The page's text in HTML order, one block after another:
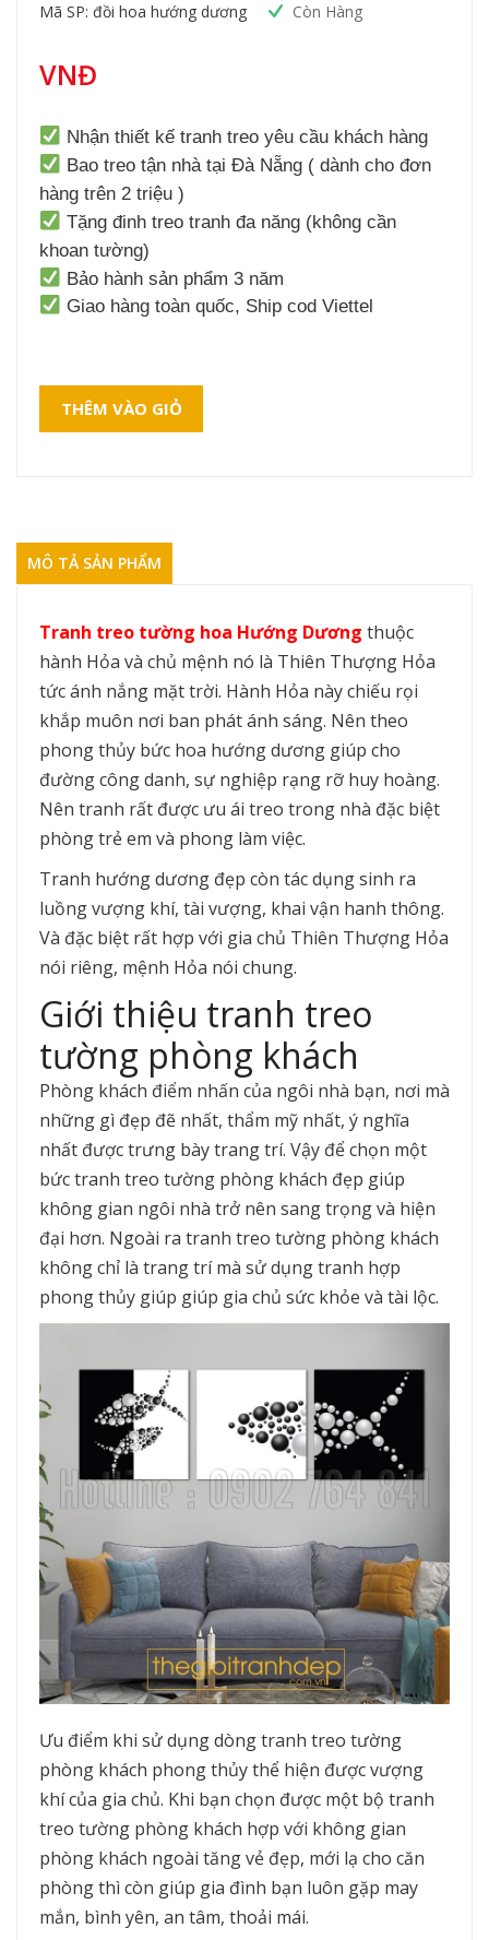
Mã SP: đồi hoa hướng dương Còn Hàng
VNĐ
Nhận thiết kế tranh treo yêu cầu khách hàng
Bao treo tận nhà tại Đà Nẵng ( dành cho đơn
hàng trên 2 triệu )
Tặng đinh treo tranh đa năng (không cần
khoan tường)
Bảo hành sản phẩm 3 năm
Giao hàng toàn quốc, Ship cod Viettel
THÊM VÀO GIỎ
MÔ TẢ SẢN PHẨM
Tranh treo tường hoa Hướng Dương thuộc
hành Hỏa và chủ mệnh nó là Thiên Thượng Hỏa
tức ánh nắng mặt trời. Hành Hỏa này chiếu rọi
khắp muôn nơi ban phát ánh sáng. Nên theo
phong thủy bức hoa hướng dương giúp cho
đường công danh, sự nghiệp rạng rỡ huy hoàng.
Nên tranh rất được ưu ái treo trong nhà đặc biệt
phòng trẻ em và phong làm việc.
Tranh hướng dương đẹp còn tác dụng sinh ra
luồng vượng khí, tài vượng, khai vận hanh thông.
Và đặc biệt rất hợp với gia chủ Thiên Thượng Hỏa
nói riêng, mệnh Hỏa nói chung.
Giới thiệu tranh treo
tường phòng khách
Phòng khách điểm nhấn của ngôi nhà bạn, nơi mà
những gì đẹp đẽ nhất, thẩm mỹ nhất, ý nghĩa
nhất được trưng bày trang trí. Vậy để chọn một
bức tranh treo tường phòng khách đẹp giúp
không gian ngôi nhà trở nên sang trọng và hiện
đại hơn. Ngoài ra tranh treo tường phòng khách
không chỉ là trang trí mà sử dụng tranh hợp
phong thủy giúp giúp gia chủ sức khỏe và tài lộc.
Ưu điểm khi sử dụng dòng tranh treo tường
phòng khách phong thủy thể hiện được vượng
khí của gia chủ. Khi bạn chọn được một bộ tranh
treo tường phòng khách hợp với không gian
phòng khách ngoài tăng vẻ đẹp, mới lạ cho căn
phòng thì còn giúp gia đình bạn luôn gặp may
mắn, bình yên, an tâm, thoải mái.